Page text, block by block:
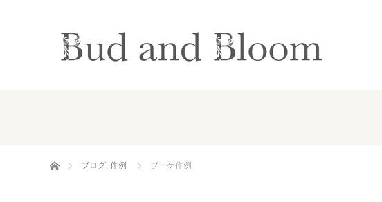
ホーム ブログ, 作例 ブーケ作例